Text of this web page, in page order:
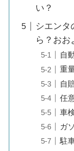
い？
シエンタ
ら？おお
自
重
自
任
車
ガ
駐